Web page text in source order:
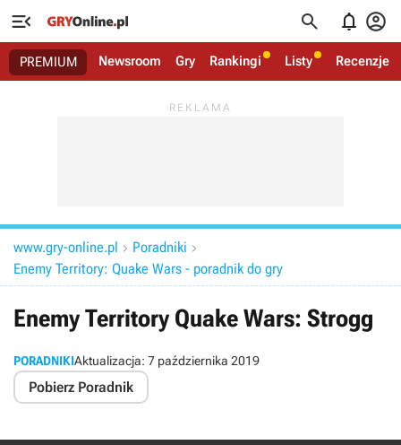
   
PREMIUM Newsroom Gry Rankingi Listy Recenzje
www.gry-online.pl  Poradniki 
Enemy Territory: Quake Wars - poradnik do gry
Enemy Territory Quake Wars: Strogg
PORADNIKIAktualizacja: 7 października 2019
Pobierz Poradnik